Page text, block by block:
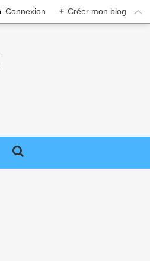
Connexion + Créer mon blog